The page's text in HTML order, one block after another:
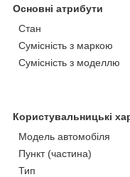
Основні атрибути
Стан
Сумісність з маркою
Сумісність з моделлю
Користувальницькі
Модель автомобіля
Пункт (частина)
Тип